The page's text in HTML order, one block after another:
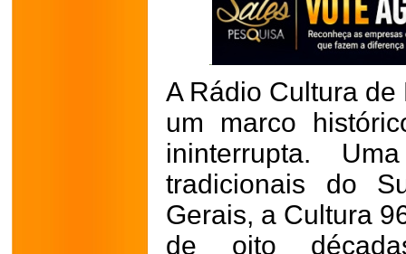
A Rádio Cultura
um marco
ininterrupta.
tradicionais do
Gerais, a Cultura
de oito